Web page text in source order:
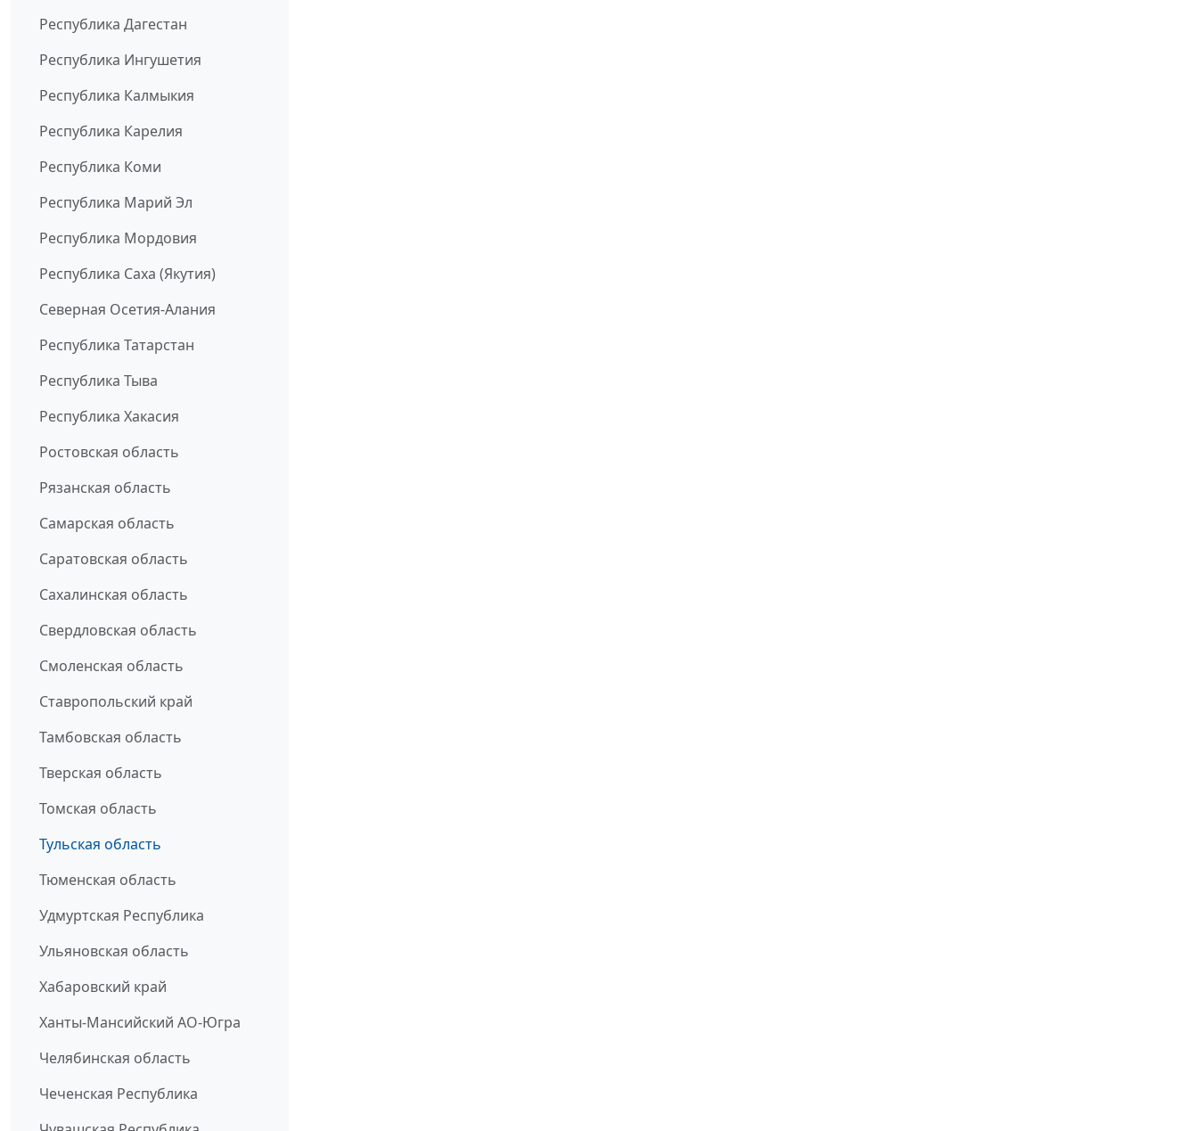
Республика Дагестан
Республика Ингушетия
Республика Калмыкия
Республика Карелия
Республика Коми
Республика Марий Эл
Республика Мордовия
Республика Саха (Якутия)
Северная Осетия-Алания
Республика Татарстан
Республика Тыва
Республика Хакасия
Ростовская область
Рязанская область
Самарская область
Саратовская область
Сахалинская область
Свердловская область
Смоленская область
Ставропольский край
Тамбовская область
Тверская область
Томская область
Тульская область
Тюменская область
Удмуртская Республика
Ульяновская область
Хабаровский край
Ханты-Мансийский АО-Югра
Челябинская область
Чеченская Республика